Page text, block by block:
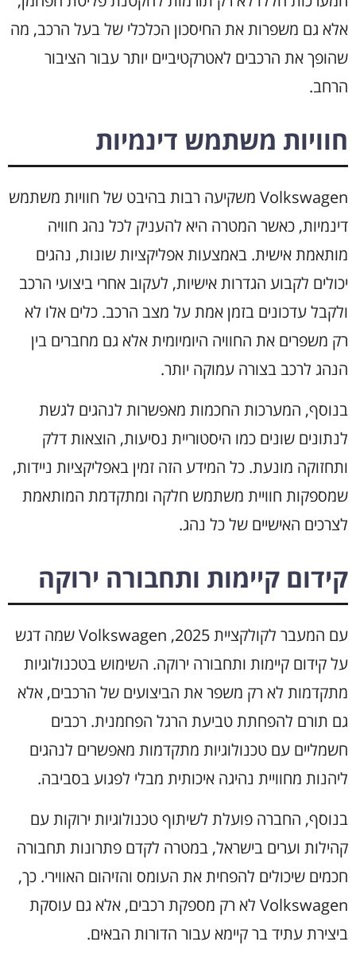
אלא גם משפרות את החיסכון הכלכלי של בעל הרכב, מה
שהופך את הרכבים לאטרקטיביים יותר עבור הציבור
הרחב.
חוויות משתמש דינמיות
Volkswagen משקיעה רבות בהיבט של חוויות משתמש
דינמיות, כאשר המטרה היא להעניק לכל נהג חוויה
מותאמת אישית. באמצעות אפליקציות שונות, נהגים
יכולים לקבוע הגדרות אישיות, לעקוב אחרי ביצועי הרכב
ולקבל עדכונים בזמן אמת על מצב הרכב. כלים אלו לא
רק משפרים את החוויה היומיומית אלא גם מחברים בין
הנהג לרכב בצורה עמוקה יותר.
בנוסף, המערכות החכמות מאפשרות לנהגים לגשת
לנתונים שונים כמו היסטוריית נסיעות, הוצאות דלק
ותחזוקה מונעת. כל המידע הזה זמין באפליקציות ניידות,
שמספקות חוויית משתמש חלקה ומתקדמת המותאמת
לצרכים האישיים של כל נהג.
קידום קיימות ותחבורה ירוקה
עם המעבר לקולקציית 2025, Volkswagen שמה דגש
על קידום קיימות ותחבורה ירוקה. השימוש בטכנולוגיות
מתקדמות לא רק משפר את הביצועים של הרכבים, אלא
גם תורם להפחתת טביעת הרגל הפחמנית. רכבים
חשמליים עם טכנולוגיות מתקדמות מאפשרים לנהגים
ליהנות מחוויית נהיגה איכותית מבלי לפגוע בסביבה.
בנוסף, החברה פועלת לשיתוף טכנולוגיות ירוקות עם
קהילות וערים בישראל, במטרה לקדם פתרונות תחבורה
חכמים שיכולים להפחית את העומס והזיהום האווירי. כך,
Volkswagen לא רק מספקת רכבים, אלא גם עוסקת
ביצירת עתיד בר קיימא עבור הדורות הבאים.